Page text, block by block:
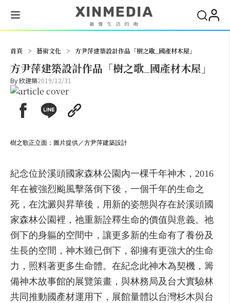
首頁 > 藝術文化 > 方尹萍建築設計作品「樹之歌_國產材木屋」
方尹萍建築設計作品「樹之歌_國產材木屋」
By欣建築2019/12/31
樹之歌正立面；圖片提供／方尹萍建築設計
紀念位於溪頭國家森林公園內一棵千年神木，2016
年在被強烈颱風擊落倒下後，一個千年的生命之
死，在沈澱與昇華後，用新的姿態與存在於溪頭國
家森林公園裡，祂重新詮釋生命的價值與意義。祂
倒下的身軀的空間中，讓更多新的生命有了養份及
生長的空間，神木雖已倒下，卻擁有更強大的生命
力，照料著更多生命體。在紀念此神木為契機，籌
備神木故事館的展覽策畫，與林務局及台大實驗林
共同推動國產材運用下，展館量體以台灣杉木與台